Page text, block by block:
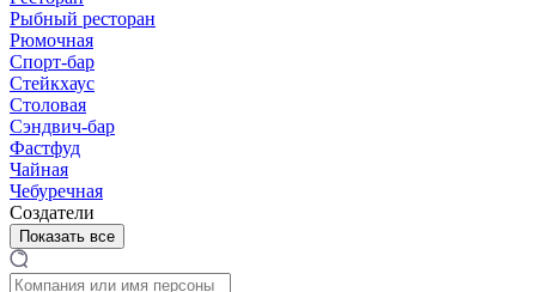
Рыбный ресторан
Рюмочная
Спорт-бар
Стейкхаус
Столовая
Сэндвич-бар
Фастфуд
Чайная
Чебуречная
Создатели
Показать все